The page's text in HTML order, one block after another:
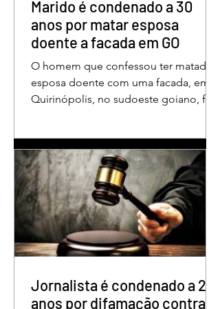
Marido é condenado a 30
anos por matar esposa
doente a facada em GO
O homem que confessou ter matado a
esposa doente com uma facada, em
Quirinópolis, no sudoeste goiano, foi
em outubro de 2025, na casa do casal.
À época, Cléria Rosa de Moraes se
recuperava de um Acidente Vascular
Cerebral (AVC) e estava em condição
de fragilidade física. De acordo com o
processo, Cléria foi morta com um
único golpe de faca no pescoço,
repousando, desferido pelo
Jornalista é condenado a 2
anos por difamação contra